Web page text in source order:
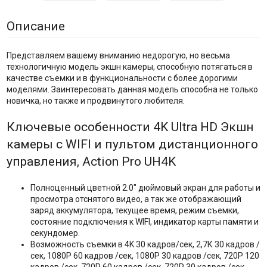
Описание
Представляем вашему вниманию недорогую, но весьма
технологичную модель экшн камеры, способную потягаться в
качестве съемки и в функциональности с более дорогими
моделями. Заинтересовать данная модель способна не только
новичка, но также и продвинутого любителя.
Ключевые особенности 4K Ultra HD Экшн
камеры с WIFI и пультом дистанционного
управления, Action Pro UH4K
Полноценный цветной 2.0" дюймовый экран для работы и
просмотра отснятого видео, а так же отображающий
заряд аккумулятора, текущее время, режим съемки,
состояние подключения к WIFI, индикатор карты памяти и
секундомер.
Возможность съемки в 4K 30 кадров/сек, 2,7К 30 кадров /
сек, 1080P 60 кадров /сек, 1080P 30 кадров /сек, 720P 120